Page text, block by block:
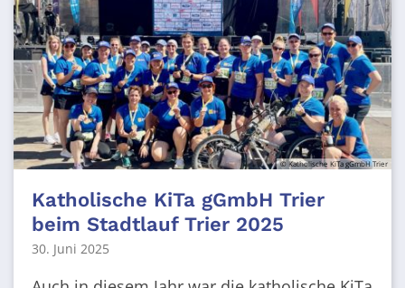
© Katholische KiTa gGmbH Trier
Katholische KiTa gGmbH Trier
beim Stadtlauf Trier 2025
30. Juni 2025